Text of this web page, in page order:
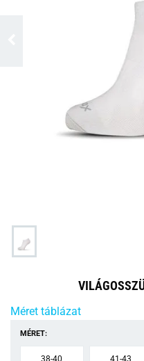
Méret táblázat
MÉRET:
38-40 41-43